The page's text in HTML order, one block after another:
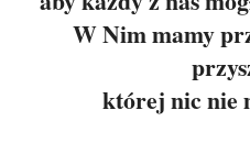
W Nim mamy
której nic nie